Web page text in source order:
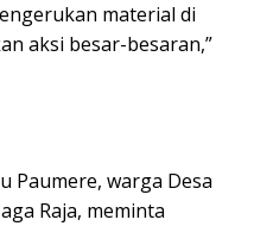
material di
aksi besar-besaran,”
Paumere, warga Desa
Raja, meminta